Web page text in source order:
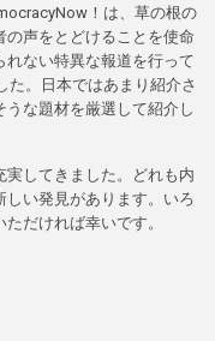
！は、草の根の
声をとどけることを使命
れない特異な報道を行って
た。日本ではあまり紹介さ
な題材を厳選して紹介し
してきました。どれも内
い発見があります。いろ
だければ幸いです。